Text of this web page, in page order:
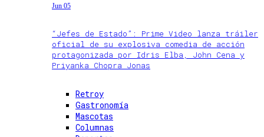
Jun 05
“Jefes de Estado”: Prime Video lanza tráiler
oficial de su explosiva comedia de acción
protagonizada por Idris Elba, John Cena y
Priyanka Chopra Jonas
Retroy
Gastronomía
Mascotas
Columnas